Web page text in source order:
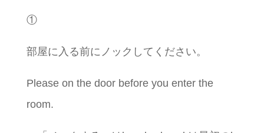
①
部屋に入る前にノックしてください。
Please on the door before you enter the
room.